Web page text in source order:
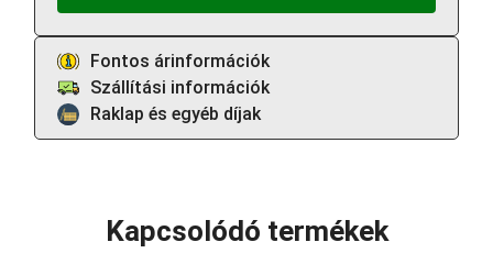
Fontos árinformációk
Szállítási információk
Raklap és egyéb díjak
Kapcsolódó termékek